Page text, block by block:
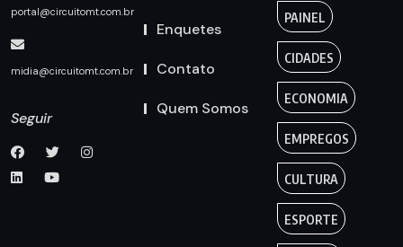
portal@circuitomt.com.br
midia@circuitomt.com.br
Seguir
Enquetes
Contato
Quem Somos
PAINEL
CIDADES
ECONOMIA
EMPREGOS
CULTURA
ESPORTE